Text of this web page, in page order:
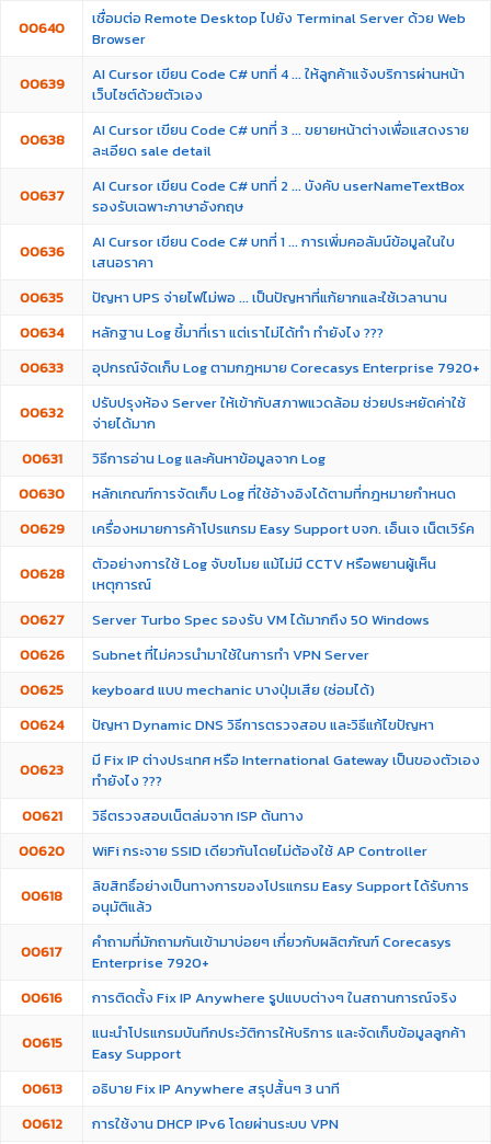
00640
เชื่อมต่อ Remote Desktop ไปยัง Terminal Server ด้วย Web
Browser
00639
AI Cursor เขียน Code C# บทที่ 4 ... ให้ลูกค้าแจ้งบริการผ่านหน้า
เว็บไซต์ด้วยตัวเอง
00638
AI Cursor เขียน Code C# บทที่ 3 ... ขยายหน้าต่างเพื่อแสดงราย
ละเอียด sale detail
00637
AI Cursor เขียน Code C# บทที่ 2 ... บังคับ userNameTextBox
รองรับเฉพาะภาษาอังกฤษ
00636
AI Cursor เขียน Code C# บทที่ 1 ... การเพิ่มคอลัมน์ข้อมูลในใบ
เสนอราคา
00635
ปัญหา UPS จ่ายไฟไม่พอ ... เป็นปัญหาที่แก้ยากและใช้เวลานาน
00634
หลักฐาน Log ชี้มาที่เรา แต่เราไม่ได้ทำ ทำยังไง ???
00633
อุปกรณ์จัดเก็บ Log ตามกฎหมาย Corecasys Enterprise 7920+
00632
ปรับปรุงห้อง Server ให้เข้ากับสภาพแวดล้อม ช่วยประหยัดค่าใช้
จ่ายได้มาก
00631
วิธีการอ่าน Log และค้นหาข้อมูลจาก Log
00630
หลักเกณฑ์การจัดเก็บ Log ที่ใช้อ้างอิงได้ตามที่กฎหมายกำหนด
00629
เครื่องหมายการค้าโปรแกรม Easy Support บจก. เอ็นเจ เน็ตเวิร์ค
00628
ตัวอย่างการใช้ Log จับขโมย แม้ไม่มี CCTV หรือพยานผู้เห็น
เหตุการณ์
00627
Server Turbo Spec รองรับ VM ได้มากถึง 50 Windows
00626
Subnet ที่ไม่ควรนำมาใช้ในการทำ VPN Server
00625
keyboard แบบ mechanic บางปุ่มเสีย (ซ่อมได้)
00624
ปัญหา Dynamic DNS วิธีการตรวจสอบ และวิธีแก้ไขปัญหา
00623
มี Fix IP ต่างประเทศ หรือ International Gateway เป็นของตัวเอง
ทำยังไง ???
00621
วิธีตรวจสอบเน็ตล่มจาก ISP ต้นทาง
00620
WiFi กระจาย SSID เดียวกันโดยไม่ต้องใช้ AP Controller
00618
ลิขสิทธิ์อย่างเป็นทางการของโปรแกรม Easy Support ได้รับการ
อนุมัติแล้ว
00617
คำถามที่มักถามกันเข้ามาบ่อยๆ เกี่ยวกับผลิตภัณฑ์ Corecasys
Enterprise 7920+
00616
การติดตั้ง Fix IP Anywhere รูปแบบต่างๆ ในสถานการณ์จริง
00615
แนะนำโปรแกรมบันทึกประวัติการให้บริการ และจัดเก็บข้อมูลลูกค้า
Easy Support
00613
อธิบาย Fix IP Anywhere สรุปสั้นๆ 3 นาที
00612
การใช้งาน DHCP IPv6 โดยผ่านระบบ VPN